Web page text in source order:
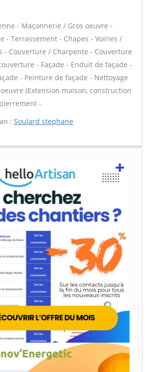
- Maçonnerie / Gros oeuvre -
- Terrassement - Chapes - Voiries /
- Couverture / Charpente - Couverture
- Façade - Enduit de façade -
- Peinture de façade - Nettoyage
(Extension maison, construction
-
: Soulard stephane